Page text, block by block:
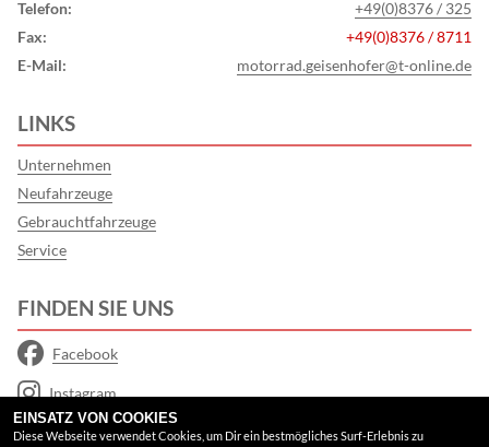
Telefon:
+49(0)8376 / 325
Fax:
+49(0)8376 / 8711
E-Mail:
motorrad.geisenhofer@t-online.de
LINKS
Unternehmen
Neufahrzeuge
Gebrauchtfahrzeuge
Service
FINDEN SIE UNS
Facebook
Instagram
Google Maps
EINSATZ VON COOKIES
Diese Webseite verwendet Cookies, um Dir ein bestmögliches Surf-Erlebnis zu